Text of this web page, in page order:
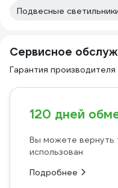
Сервисное
Гарантия производителя
120 дней
Вы можете вернуть
использован
Подробнее